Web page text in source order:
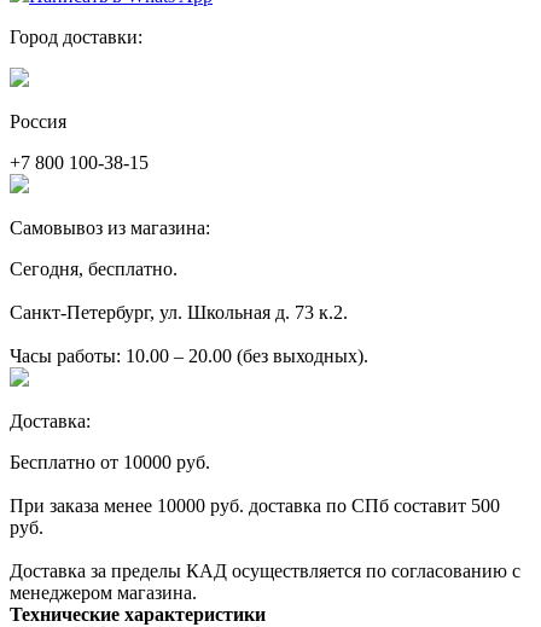
Город доставки:
Россия
+7 800 100-38-15
Самовывоз из магазина:
Сегодня, бесплатно.
Санкт-Петербург, ул. Школьная д. 73 к.2.
Часы работы: 10.00 – 20.00 (без выходных).
Доставка:
Бесплатно от 10000 руб.
При заказа менее 10000 руб. доставка по СПб составит 500
руб.
Доставка за пределы КАД осуществляется по согласованию с
менеджером магазина.
Технические характеристики